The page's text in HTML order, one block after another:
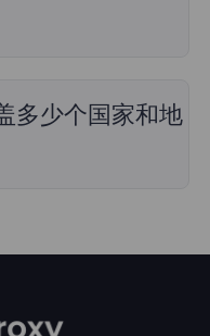
国家。
自由选择和切换不同
多少个国家和地